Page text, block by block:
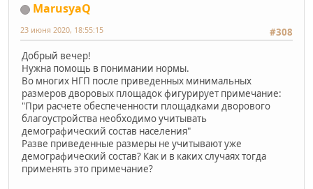
MarusyaQ
#308
23 июня 2020, 18:55:15
Добрый вечер!
Нужна помощь в понимании нормы.
Во многих НГП после приведенных минимальных
размеров дворовых площадок фигурирует примечание:
"При расчете обеспеченности площадками дворового
благоустройства необходимо учитывать
демографический состав населения"
Разве приведенные размеры не учитывают уже
демографический состав? Как и в каких случаях тогда
применять это примечание?